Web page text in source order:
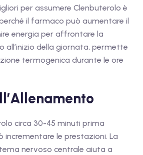
per assumere Clenbuterolo è
il farmaco può aumentare il
energia per affrontare la
all’inizio della giornata, permette
termogenica durante le ore
circa 30-45 minuti prima
incrementare le prestazioni. La
nervoso centrale aiuta a